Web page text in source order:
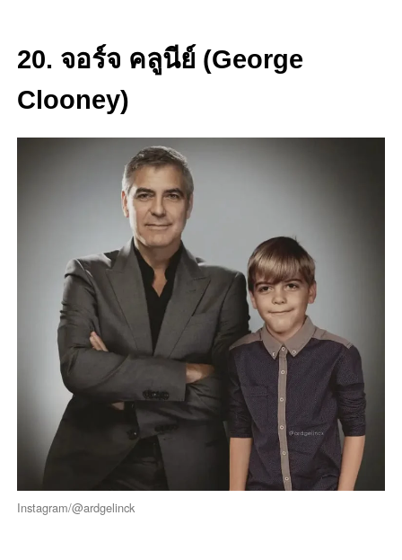
20. จอร์จ คลูนีย์ (George
Clooney)
Instagram/@ardgelinck